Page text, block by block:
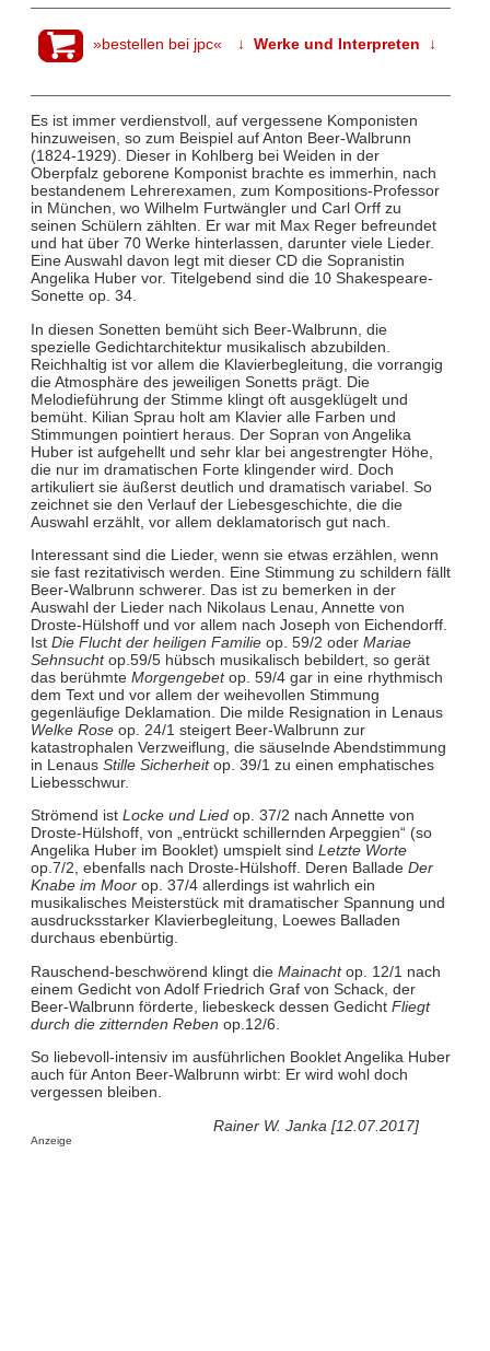
»bestellen bei jpc« ↓ Werke und Interpreten ↓
Es ist immer verdienstvoll, auf vergessene Komponisten
hinzuweisen, so zum Beispiel auf Anton Beer-Walbrunn
(1824-1929). Dieser in Kohlberg bei Weiden in der
Oberpfalz geborene Komponist brachte es immerhin, nach
bestandenem Lehrerexamen, zum Kompositions-Professor
in München, wo Wilhelm Furtwängler und Carl Orff zu
seinen Schülern zählten. Er war mit Max Reger befreundet
und hat über 70 Werke hinterlassen, darunter viele Lieder.
Eine Auswahl davon legt mit dieser CD die Sopranistin
Angelika Huber vor. Titelgebend sind die 10 Shakespeare-
Sonette op. 34.
In diesen Sonetten bemüht sich Beer-Walbrunn, die
spezielle Gedichtarchitektur musikalisch abzubilden.
Reichhaltig ist vor allem die Klavierbegleitung, die vorrangig
die Atmosphäre des jeweiligen Sonetts prägt. Die
Melodieführung der Stimme klingt oft ausgeklügelt und
bemüht. Kilian Sprau holt am Klavier alle Farben und
Stimmungen pointiert heraus. Der Sopran von Angelika
Huber ist aufgehellt und sehr klar bei angestrengter Höhe,
die nur im dramatischen Forte klingender wird. Doch
artikuliert sie äußerst deutlich und dramatisch variabel. So
zeichnet sie den Verlauf der Liebesgeschichte, die die
Auswahl erzählt, vor allem deklamatorisch gut nach.
Interessant sind die Lieder, wenn sie etwas erzählen, wenn
sie fast rezitativisch werden. Eine Stimmung zu schildern fällt
Beer-Walbrunn schwerer. Das ist zu bemerken in der
Auswahl der Lieder nach Nikolaus Lenau, Annette von
Droste-Hülshoff und vor allem nach Joseph von Eichendorff.
Ist Die Flucht der heiligen Familieop. 59/2 oder Mariae
Sehnsuchtop.59/5 hübsch musikalisch bebildert, so gerät
das berühmte Morgengebetop. 59/4 gar in eine rhythmisch
dem Text und vor allem der weihevollen Stimmung
gegenläufige Deklamation. Die milde Resignation in Lenaus
Welke Roseop. 24/1 steigert Beer-Walbrunn zur
katastrophalen Verzweiflung, die säuselnde Abendstimmung
in LenausStille Sicherheitop. 39/1 zu einen emphatisches
Liebesschwur.
Strömend ist Locke und Liedop. 37/2 nach Annette von
Droste-Hülshoff, von „entrückt schillernden Arpeggien“ (so
Angelika Huber im Booklet) umspielt sind Letzte Worte
op.7/2, ebenfalls nach Droste-Hülshoff. Deren BalladeDer
Knabe im Moorop. 37/4 allerdings ist wahrlich ein
musikalisches Meisterstück mit dramatischer Spannung und
ausdrucksstarker Klavierbegleitung, Loewes Balladen
durchaus ebenbürtig.
Rauschend-beschwörend klingt dieMainachtop. 12/1 nach
einem Gedicht von Adolf Friedrich Graf von Schack, der
Beer-Walbrunn förderte, liebeskeck dessen Gedicht Fliegt
durch die zitternden Reben op.12/6.
So liebevoll-intensiv im ausführlichen Booklet Angelika Huber
auch für Anton Beer-Walbrunn wirbt: Er wird wohl doch
vergessen bleiben.
Rainer W. Janka [12.07.2017]
Anzeige